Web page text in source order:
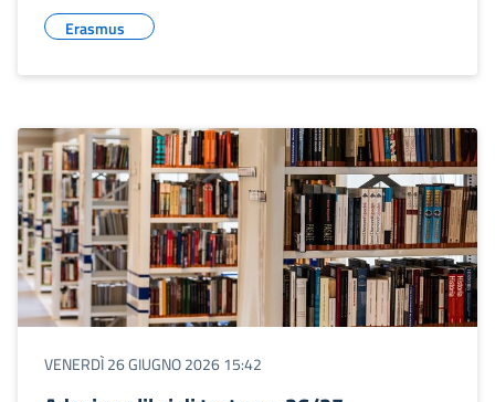
Erasmus
VENERDÌ 26 GIUGNO 2026 15:42